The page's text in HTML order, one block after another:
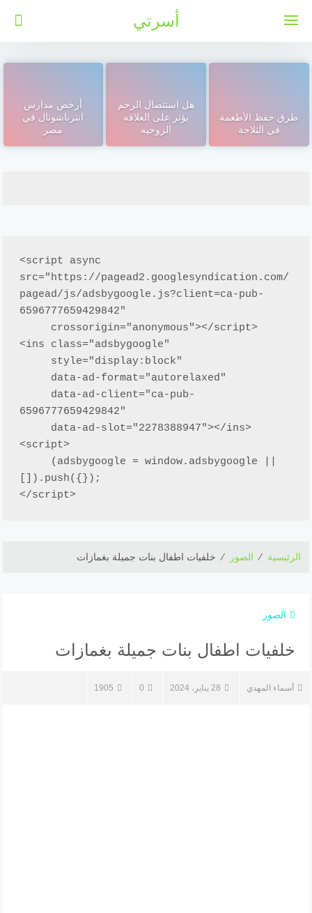
أسرتي
طرق حفظ الأطعمة
في الثلاجة
هل استئصال الرحم
يؤثر على العلاقه
الزوجيه
أرخص مدارس
انترناشونال في
مصر
<script async
src="https://pagead2.googlesyndication.com/
pagead/js/adsbygoogle.js?client=ca-pub-
6596777659429842"
<ins class="adsbygoogle"
6596777659429842"
<script>
[]).push({});
</script>
الرئيسية ⁄ الصور ⁄ خلفيات اطفال بنات جميلة بغمازات
الصور
خلفيات اطفال بنات جميلة بغمازات
أسماء المهدي 28 يناير، 2024 0
1905